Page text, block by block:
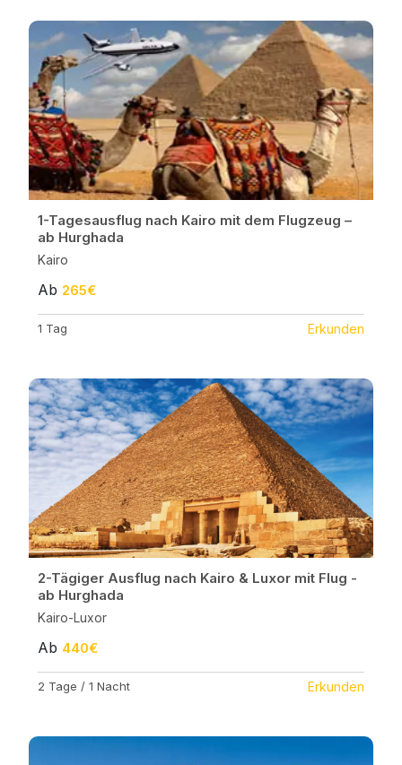
1-Tagesausflug nach Kairo mit dem Flugzeug –
ab Hurghada
Kairo
Ab 265€
1 Tag Erkunden
2-Tägiger Ausflug nach Kairo & Luxor mit Flug -
ab Hurghada
Kairo-Luxor
Ab 440€
2 Tage / 1 Nacht Erkunden